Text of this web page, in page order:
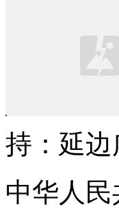
持：延边
中华人